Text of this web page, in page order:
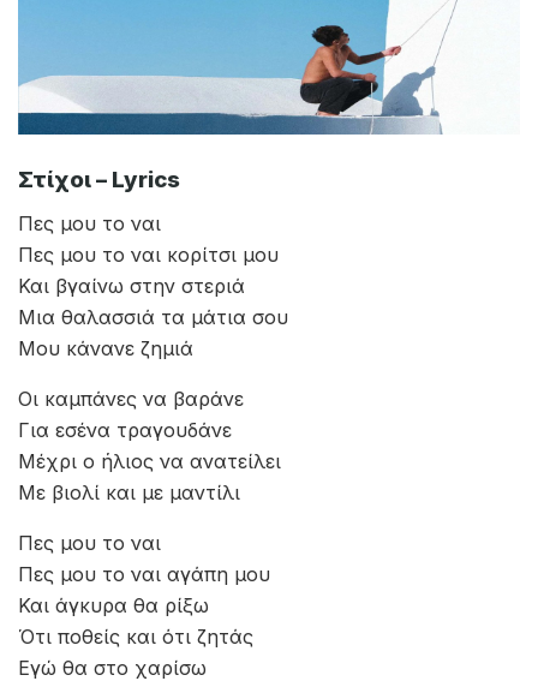
Στίχοι – Lyrics
Πες μου το ναι
Πες μου το ναι κορίτσι μου
Και βγαίνω στην στεριά
Μια θαλασσιά τα μάτια σου
Μου κάνανε ζημιά
Οι καμπάνες να βαράνε
Για εσένα τραγουδάνε
Μέχρι ο ήλιος να ανατείλει
Με βιολί και με μαντίλι
Πες μου το ναι
Πες μου το ναι αγάπη μου
Και άγκυρα θα ρίξω
Ότι ποθείς και ότι ζητάς
Εγώ θα στο χαρίσω